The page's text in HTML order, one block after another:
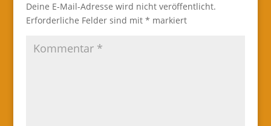
Deine E-Mail-Adresse wird nicht veröffentlicht.
Erforderliche Felder sind mit * markiert